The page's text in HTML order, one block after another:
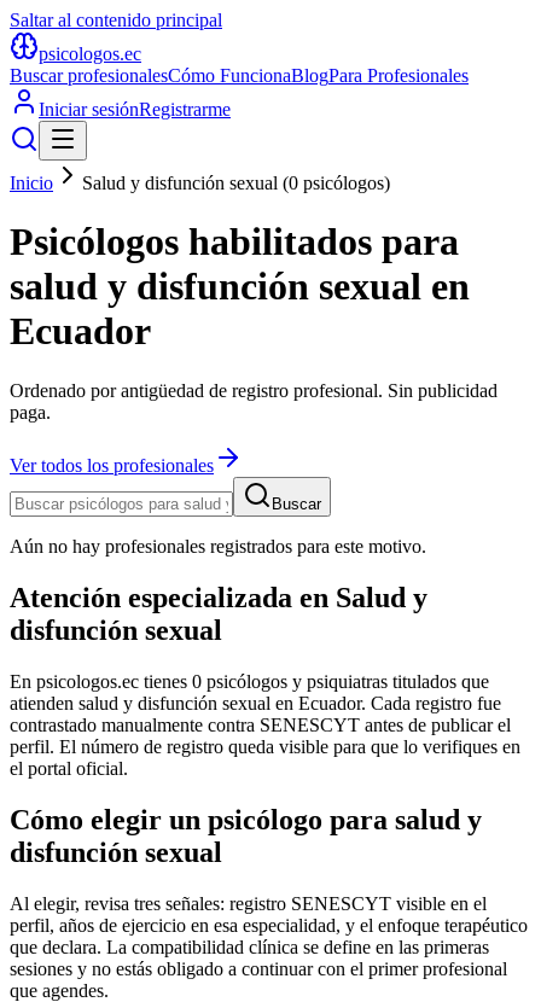
Saltar al contenido principal
psicologos.ec
Buscar profesionalesCómo FuncionaBlogPara Profesionales
Iniciar sesiónRegistrarme
Inicio Salud y disfunción sexual (0 psicólogos)
Psicólogos habilitados para
salud y disfunción sexual en
Ecuador
Ordenado por antigüedad de registro profesional. Sin publicidad
paga.
Ver todos los profesionales
Buscar
Aún no hay profesionales registrados para este motivo.
Atención especializada en Salud y
disfunción sexual
En psicologos.ec tienes 0 psicólogos y psiquiatras titulados que
atienden salud y disfunción sexual en Ecuador. Cada registro fue
contrastado manualmente contra SENESCYT antes de publicar el
perfil. El número de registro queda visible para que lo verifiques en
el portal oficial.
Cómo elegir un psicólogo para salud y
disfunción sexual
Al elegir, revisa tres señales: registro SENESCYT visible en el
perfil, años de ejercicio en esa especialidad, y el enfoque terapéutico
que declara. La compatibilidad clínica se define en las primeras
sesiones y no estás obligado a continuar con el primer profesional
que agendes.